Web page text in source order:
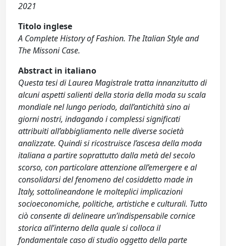
2021
Titolo inglese
A Complete History of Fashion. The Italian Style and
The Missoni Case.
Abstract in italiano
Questa tesi di Laurea Magistrale tratta innanzitutto di
alcuni aspetti salienti della storia della moda su scala
mondiale nel lungo periodo, dall’antichità sino ai
giorni nostri, indagando i complessi significati
attribuiti all’abbigliamento nelle diverse società
analizzate. Quindi si ricostruisce l’ascesa della moda
italiana a partire soprattutto dalla metà del secolo
scorso, con particolare attenzione all’emergere e al
consolidarsi del fenomeno del cosiddetto made in
Italy, sottolineandone le molteplici implicazioni
socioeconomiche, politiche, artistiche e culturali. Tutto
ciò consente di delineare un’indispensabile cornice
storica all’interno della quale si colloca il
fondamentale caso di studio oggetto della parte